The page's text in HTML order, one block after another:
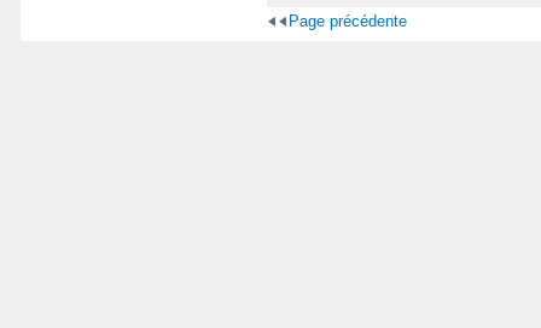
Page précédente